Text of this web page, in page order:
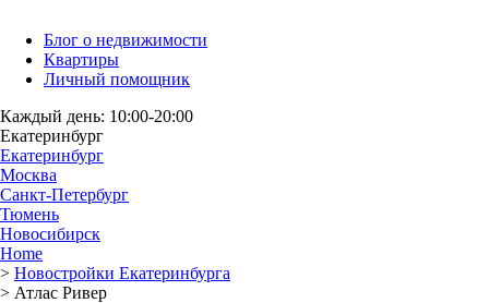
Блог о недвижимости
Квартиры
Личный помощник
Каждый день: 10:00-20:00
Екатеринбург
Екатеринбург
Москва
Санкт-Петербург
Тюмень
Новосибирск
Home
> Новостройки Екатеринбурга
> Атлас Ривер